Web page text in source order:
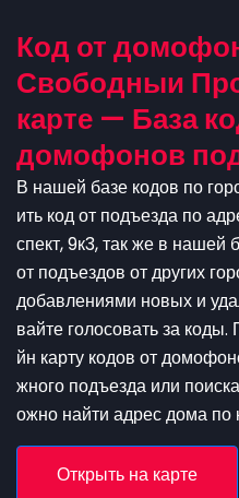
Код от
Свободныи
карте — База
домофонов
В нашей базе кодов по
ить код от подъезда по
спект, 9к3, так же в нашей
от подъездов от других
добавлениями новых и
вайте голосовать за
йн карту кодов от
жного подъезда или
ожно найти адрес дома по
Открыть на карте